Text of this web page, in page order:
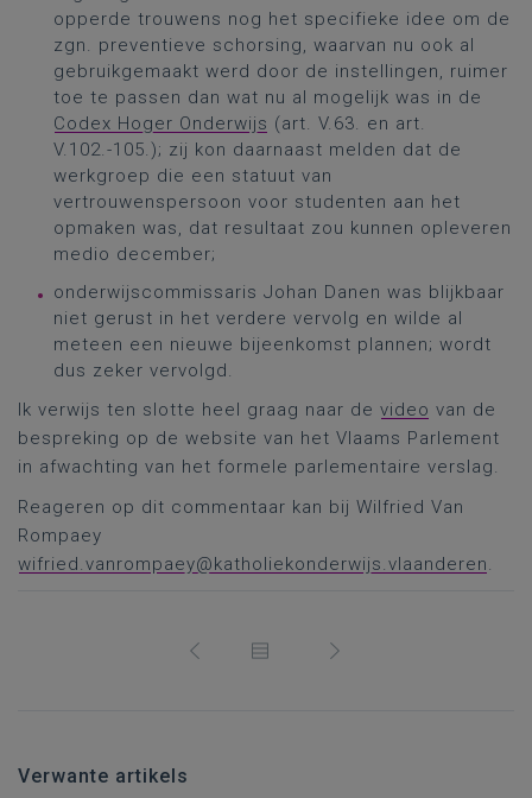
opperde trouwens nog het specifieke idee om de
zgn. preventieve schorsing, waarvan nu ook al
gebruikgemaakt werd door de instellingen, ruimer
toe te passen dan wat nu al mogelijk was in de
Codex Hoger Onderwijs (art. V.63. en art.
V.102.-105.); zij kon daarnaast melden dat de
werkgroep die een statuut van
vertrouwenspersoon voor studenten aan het
opmaken was, dat resultaat zou kunnen opleveren
medio december;
onderwijscommissaris Johan Danen was blijkbaar
niet gerust in het verdere vervolg en wilde al
meteen een nieuwe bijeenkomst plannen; wordt
dus zeker vervolgd.
Ik verwijs ten slotte heel graag naar de video van de
bespreking op de website van het Vlaams Parlement
in afwachting van het formele parlementaire verslag.
Reageren op dit commentaar kan bij Wilfried Van
Rompaey
wifried.vanrompaey@katholiekonderwijs.vlaanderen.
Verwante artikels